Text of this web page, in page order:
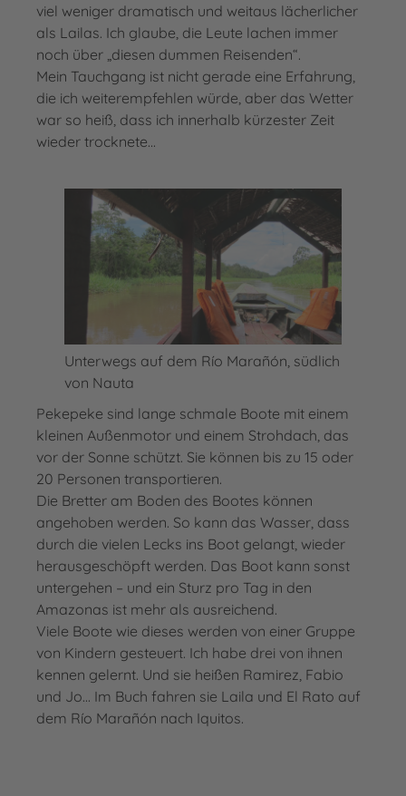
viel weniger dramatisch und weitaus lächerlicher
als Lailas. Ich glaube, die Leute lachen immer
noch über „diesen dummen Reisenden“.
Mein Tauchgang ist nicht gerade eine Erfahrung,
die ich weiterempfehlen würde, aber das Wetter
war so heiß, dass ich innerhalb kürzester Zeit
wieder trocknete...
Unterwegs auf dem Río Marañón, südlich
von Nauta
Pekepeke sind lange schmale Boote mit einem
kleinen Außenmotor und einem Strohdach, das
vor der Sonne schützt. Sie können bis zu 15 oder
20 Personen transportieren.
Die Bretter am Boden des Bootes können
angehoben werden. So kann das Wasser, dass
durch die vielen Lecks ins Boot gelangt, wieder
herausgeschöpft werden. Das Boot kann sonst
untergehen – und ein Sturz pro Tag in den
Amazonas ist mehr als ausreichend.
Viele Boote wie dieses werden von einer Gruppe
von Kindern gesteuert. Ich habe drei von ihnen
kennen gelernt. Und sie heißen Ramirez, Fabio
und Jo... Im Buch fahren sie Laila und El Rato auf
dem Río Marañón nach Iquitos.